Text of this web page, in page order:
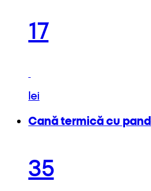
17
lei
Cană termică cu
35